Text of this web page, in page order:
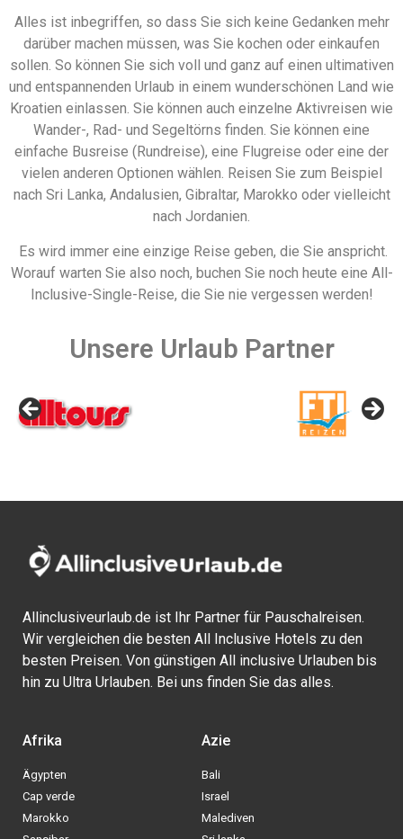
Alles ist inbegriffen, so dass Sie sich keine Gedanken mehr
darüber machen müssen, was Sie kochen oder einkaufen
sollen. So können Sie sich voll und ganz auf einen ultimativen
und entspannenden Urlaub in einem wunderschönen Land wie
Kroatien einlassen. Sie können auch einzelne Aktivreisen wie
Wander-, Rad- und Segeltörns finden. Sie können eine
einfache Busreise (Rundreise), eine Flugreise oder eine der
vielen anderen Optionen wählen. Reisen Sie zum Beispiel
nach Sri Lanka, Andalusien, Gibraltar, Marokko oder vielleicht
nach Jordanien.
Es wird immer eine einzige Reise geben, die Sie anspricht.
Worauf warten Sie also noch, buchen Sie noch heute eine All-
Inclusive-Single-Reise, die Sie nie vergessen werden!
Unsere Urlaub Partner
Allinclusiveurlaub.de ist Ihr Partner für Pauschalreisen.
Wir vergleichen die besten All Inclusive Hotels zu den
besten Preisen. Von günstigen All inclusive Urlauben bis
hin zu Ultra Urlauben. Bei uns finden Sie das alles.
Afrika
Ägypten
Cap verde
Marokko
Azie
Bali
Israel
Malediven